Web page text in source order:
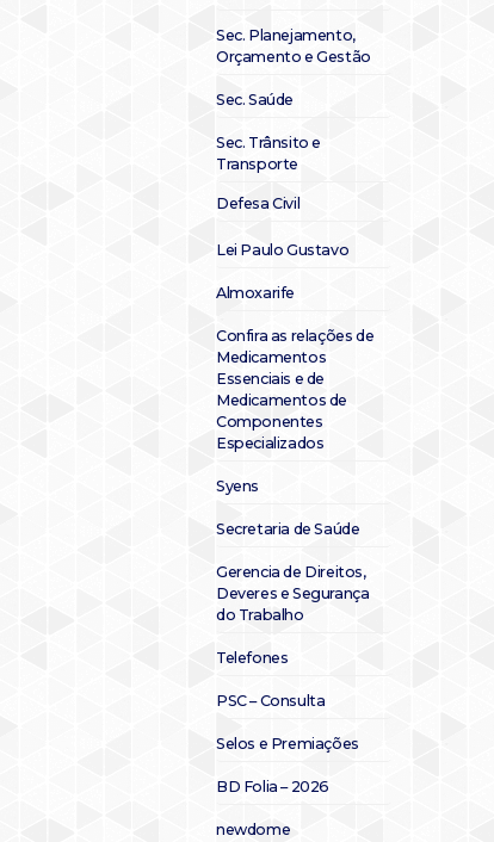
Sec. Planejamento,
Orçamento e Gestão
Sec. Saúde
Sec. Trânsito e
Transporte
Defesa Civil
Lei Paulo Gustavo
Almoxarife
Confira as relações de
Medicamentos
Essenciais e de
Medicamentos de
Componentes
Especializados
Syens
Secretaria de Saúde
Gerencia de Direitos,
Deveres e Segurança
do Trabalho
Telefones
PSC – Consulta
Selos e Premiações
BD Folia – 2026
newdome